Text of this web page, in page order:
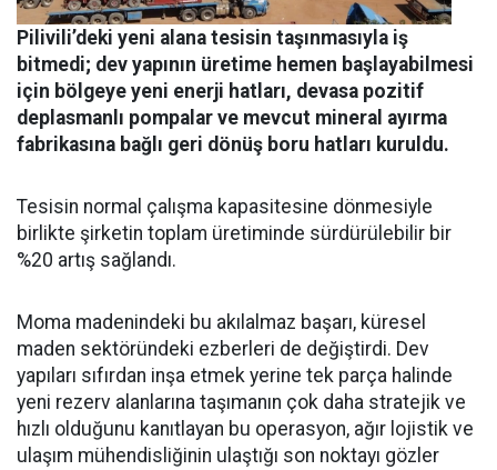
Pilivili’deki yeni alana tesisin taşınmasıyla iş
bitmedi; dev yapının üretime hemen başlayabilmesi
için bölgeye yeni enerji hatları, devasa pozitif
deplasmanlı pompalar ve mevcut mineral ayırma
fabrikasına bağlı geri dönüş boru hatları kuruldu.
Tesisin normal çalışma kapasitesine dönmesiyle
birlikte şirketin toplam üretiminde sürdürülebilir bir
%20 artış sağlandı.
Moma madenindeki bu akılalmaz başarı, küresel
maden sektöründeki ezberleri de değiştirdi. Dev
yapıları sıfırdan inşa etmek yerine tek parça halinde
yeni rezerv alanlarına taşımanın çok daha stratejik ve
hızlı olduğunu kanıtlayan bu operasyon, ağır lojistik ve
ulaşım mühendisliğinin ulaştığı son noktayı gözler